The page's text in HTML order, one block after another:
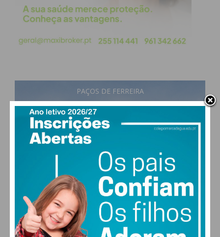
PAÇOS DE FERREIRA
17°
87% humidade
vento: 1m/s E
28°
SÁB
27
DOM
28°
SEG
29°
TER